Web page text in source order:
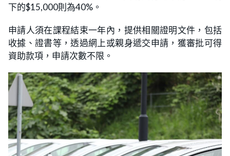
下的$15,000則為40%。
申請人須在課程結束一年內，提供相關證明文件，包括
收據、證書等，透過網上或親身遞交申請，獲審批可得
資助款項，申請次數不限。